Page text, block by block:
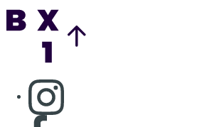
S'abonner à notre newsletter
Connaître BX1
Publicité
Offres d'emploi